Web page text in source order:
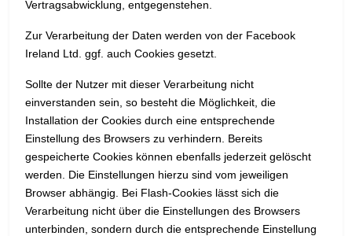
Vertragsabwicklung, entgegenstehen.
Zur Verarbeitung der Daten werden von der Facebook
Ireland Ltd. ggf. auch Cookies gesetzt.
Sollte der Nutzer mit dieser Verarbeitung nicht
einverstanden sein, so besteht die Möglichkeit, die
Installation der Cookies durch eine entsprechende
Einstellung des Browsers zu verhindern. Bereits
gespeicherte Cookies können ebenfalls jederzeit gelöscht
werden. Die Einstellungen hierzu sind vom jeweiligen
Browser abhängig. Bei Flash-Cookies lässt sich die
Verarbeitung nicht über die Einstellungen des Browsers
unterbinden, sondern durch die entsprechende Einstellung